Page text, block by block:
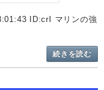
ID:crI マリンの強
続きを読む